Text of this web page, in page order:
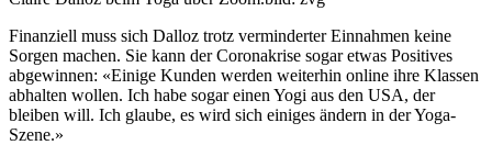
Finanziell muss sich Dalloz trotz verminderter Einnahmen keine
Sorgen machen. Sie kann der Coronakrise sogar etwas Positives
abgewinnen: «Einige Kunden werden weiterhin online ihre Klassen
abhalten wollen. Ich habe sogar einen Yogi aus den USA, der
bleiben will. Ich glaube, es wird sich einiges ändern in der Yoga-
Szene.»